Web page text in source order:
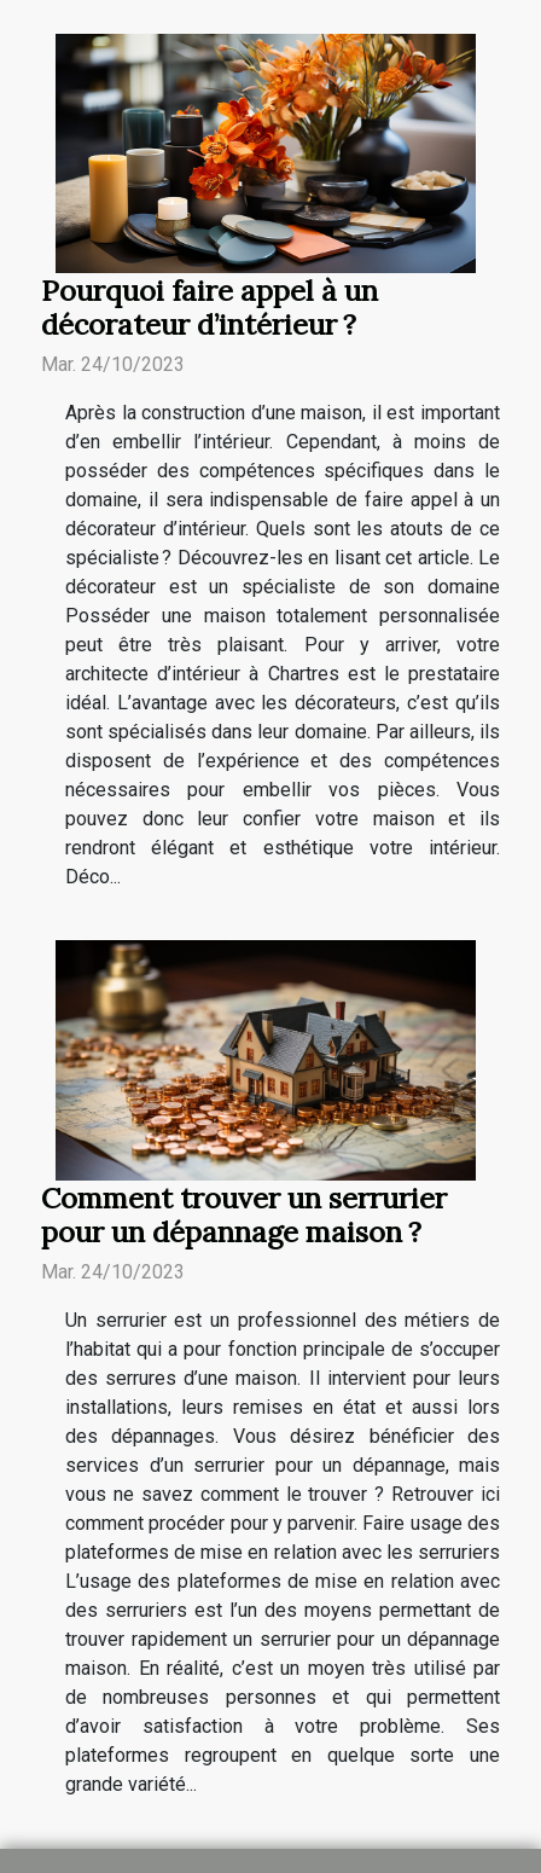
Pourquoi faire appel à un
décorateur d’intérieur ?
Mar. 24/10/2023
Après la construction d’une maison, il est important
d’en embellir l’intérieur. Cependant, à moins de
posséder des compétences spécifiques dans le
domaine, il sera indispensable de faire appel à un
décorateur d’intérieur. Quels sont les atouts de ce
spécialiste ? Découvrez-les en lisant cet article. Le
décorateur est un spécialiste de son domaine
Posséder une maison totalement personnalisée
peut être très plaisant. Pour y arriver, votre
architecte d’intérieur à Chartres est le prestataire
idéal. L’avantage avec les décorateurs, c’est qu’ils
sont spécialisés dans leur domaine. Par ailleurs, ils
disposent de l’expérience et des compétences
nécessaires pour embellir vos pièces. Vous
pouvez donc leur confier votre maison et ils
rendront élégant et esthétique votre intérieur.
Déco...
Comment trouver un serrurier
pour un dépannage maison ?
Mar. 24/10/2023
Un serrurier est un professionnel des métiers de
l’habitat qui a pour fonction principale de s’occuper
des serrures d’une maison. Il intervient pour leurs
installations, leurs remises en état et aussi lors
des dépannages. Vous désirez bénéficier des
services d’un serrurier pour un dépannage, mais
vous ne savez comment le trouver ? Retrouver ici
comment procéder pour y parvenir. Faire usage des
plateformes de mise en relation avec les serruriers
L’usage des plateformes de mise en relation avec
des serruriers est l’un des moyens permettant de
trouver rapidement un serrurier pour un dépannage
maison. En réalité, c’est un moyen très utilisé par
de nombreuses personnes et qui permettent
d’avoir satisfaction à votre problème. Ses
plateformes regroupent en quelque sorte une
grande variété...